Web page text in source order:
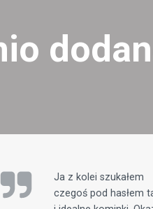
Ja z kolei szukałem
czegoś pod hasłem